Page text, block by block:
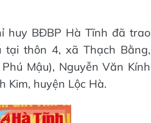
huy BĐBP Hà Tĩnh đã trao
tại thôn 4, xã Thạch Bằng,
Mậu), Nguyễn Văn Kính
Kim, huyện Lộc Hà.